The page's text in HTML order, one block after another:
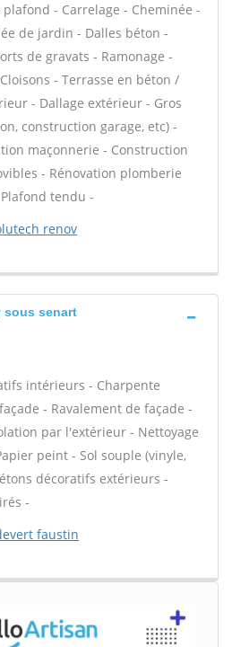
- Carrelage - Cheminée -
de jardin - Dalles béton -
de gravats - Ramonage -
- Terrasse en béton /
- Dallage extérieur - Gros
construction garage, etc) -
maçonnerie - Construction
- Rénovation plomberie
tendu -
renov
sous senart
intérieurs - Charpente
- Ravalement de façade -
par l'extérieur - Nettoyage
peint - Sol souple (vinyle,
décoratifs extérieurs -
-
faustin